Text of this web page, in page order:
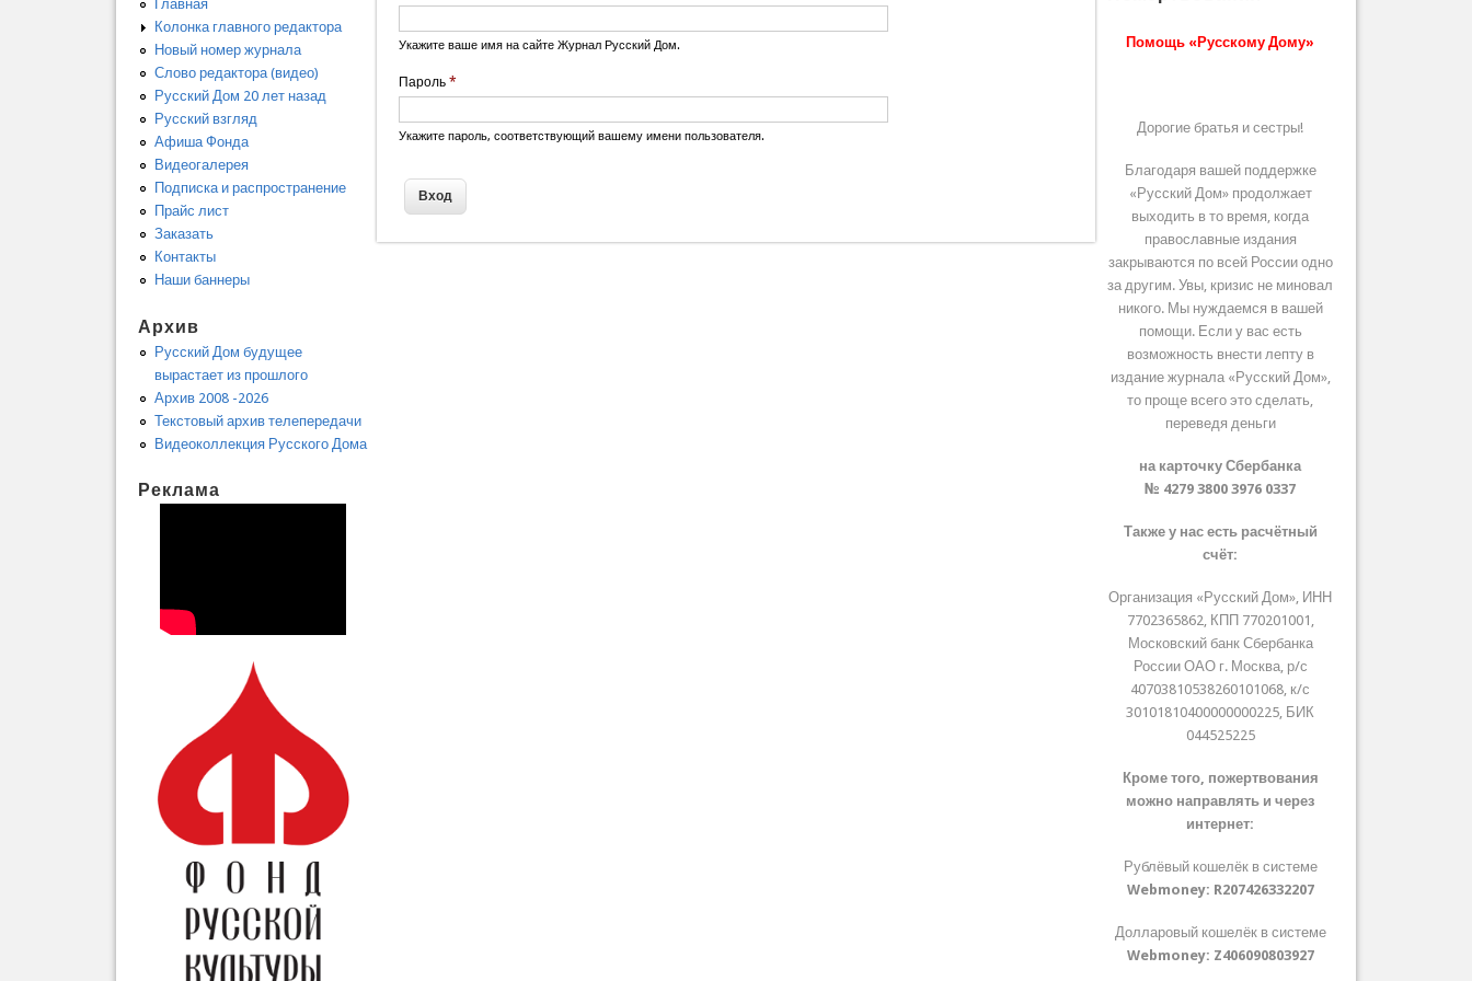
Укажите ваше имя на сайте Журнал Русский Дом.
Пароль*
Укажите пароль, соответствующий вашему имени пользователя.
Главная
Колонка главного редактора
Новый номер журнала
Слово редактора (видео)
Русский Дом 20 лет назад
Русский взгляд
Афиша Фонда
Видеогалерея
Подписка и распространение
Прайс лист
Заказать
Контакты
Наши баннеры
Архив
Русский Дом будущее
вырастает из прошлого
Архив 2008 -2026
Текстовый архив телепередачи
Видеоколлекция Русского Дома
Реклама
Помощь «Русскому Дому»
Дорогие братья и сестры!
Благодаря вашей поддержке
«Русский Дом» продолжает
выходить в то время, когда
православные издания
закрываются по всей России одно
за другим. Увы, кризис не миновал
никого. Мы нуждаемся в вашей
помощи. Если у вас есть
возможность внести лепту в
издание журнала «Русский Дом»,
то проще всего это сделать,
переведя деньги
на карточку Сбербанка
№ 4279 3800 3976 0337
Также у нас есть расчётный
счёт:
Организация «Русский Дом», ИНН
7702365862, КПП 770201001,
Московский банк Сбербанка
России ОАО г. Москва, р/с
40703810538260101068, к/с
30101810400000000225, БИК
044525225
Кроме того, пожертвования
можно направлять и через
интернет:
Рублёвый кошелёк в системе
Webmoney: R207426332207
Долларовый кошелёк в системе
Webmoney: Z406090803927